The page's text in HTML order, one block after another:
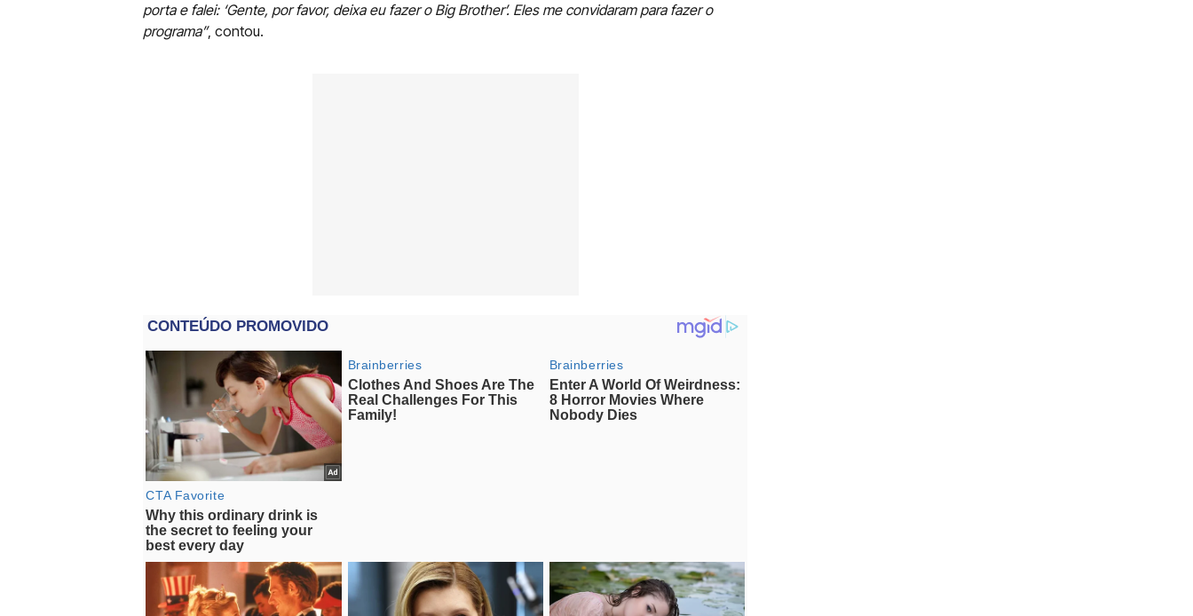
porta e falei: ‘Gente, por favor, deixa eu fazer o Big Brother’. Eles me convidaram para fazer o
programa”, contou.